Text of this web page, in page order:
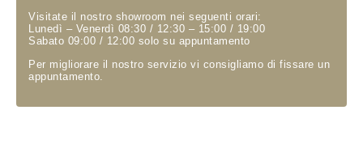
Visitate il nostro showroom nei seguenti orari:
Lunedì – Venerdì 08:30 / 12:30 – 15:00 / 19:00
Sabato 09:00 / 12:00 solo su appuntamento
Per migliorare il nostro servizio vi consigliamo di fissare un
appuntamento.